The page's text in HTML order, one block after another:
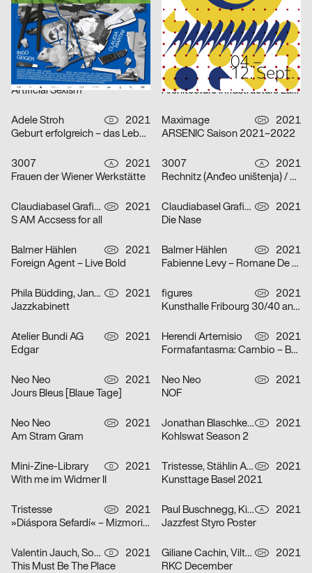
Human Parasite
DIA Studio CH
2021
Optimo – Antique Legacy
Vinzenz Meyner CH
2021
Zirkuliere! Eine Konspiration
Isabell Hammelbeck, Jana Michael D
2021
Artificial Sexism
2xGoldstein D
2021
Architecture Infrastructure Landscape – Construction and Representation of the Territory in Latin America [Architektur Infrastruktur Landschaft – Konstruktion und Repräsentation des Territoriums in Lateinamerika]
Adele Stroh D
2021
Geburt erfolgreich – das Leben ist kein Robinson Club
Maximage CH
2021
ARSENIC Saison 2021–2022
3007 A
2021
Frauen der Wiener Werkstätte
3007 A
2021
Rechnitz (Anđeo uništenja) / Rechnitz (Der Würgeengel) by Elfriede Jelinek
Claudiabasel Grafik & Interaktion CH
2021
S AM Accsess for all
Claudiabasel Grafik & Interaktion CH
2021
Die Nase
Balmer Hählen CH
2021
Foreign Agent – Live Bold
Balmer Hählen CH
2021
Fabienne Levy – Romane De Watteville
Phila Büdding, Jana Rzehak D
2021
Jazzkabinett
figures CH
2021
Kunsthalle Fribourg 30/40 ans Jubilé
Atelier Bundi AG CH
2021
Edgar
Herendi Artemisio CH
2021
Formafantasma: Cambio – Baum, Holz, Mensch
Neo Neo CH
2021
Jours Bleus [Blaue Tage]
Neo Neo CH
2021
NOF
Neo Neo CH
2021
Am Stram Gram
Jonathan Blaschke, Bruno Jacoby D
2021
Kohlswat Season 2
Mini-Zine-Library D
2021
With me im Widmer II
Tristesse, Stählin Alena CH
2021
Kunsttage Basel 2021
Tristesse CH
2021
»Diáspora Sefardí« – Mizmorim Kammermusik Festival
Paul Buschnegg, Kilian Hanappi, Marcus Wagner A
2021
Jazzfest Styro Poster
Valentin Jauch, Sonia González D
2021
This Must Be The Place
Giliane Cachin, Vilté Jurgutyté CH
2021
RKC December